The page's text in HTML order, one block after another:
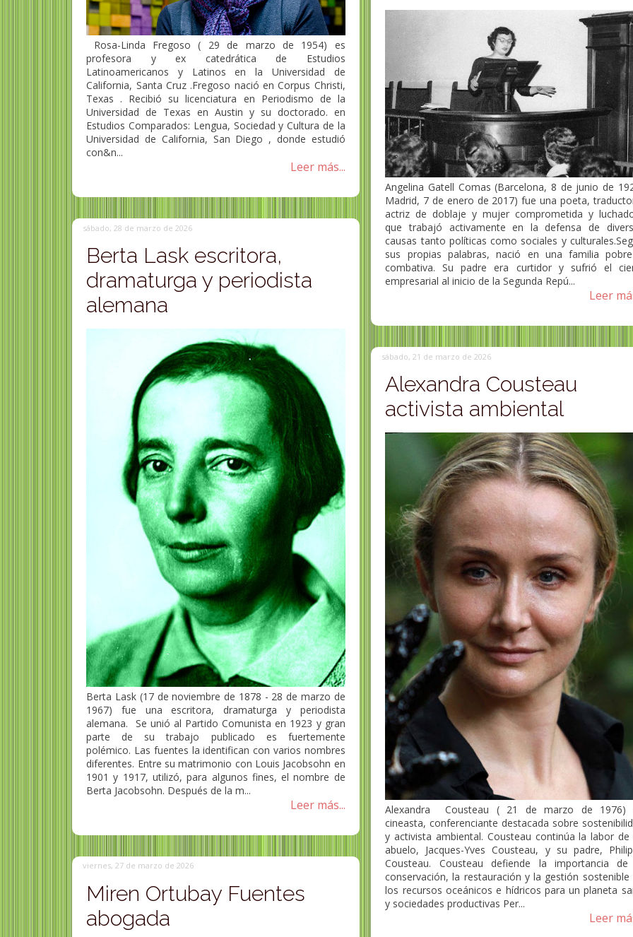
Rosa-Linda Fregoso ( 29 de marzo de 1954) es
profesora y ex catedrática de Estudios
Latinoamericanos y Latinos en la Universidad de
California, Santa Cruz .Fregoso nació en Corpus Christi,
Texas . Recibió su licenciatura en Periodismo de la
Universidad de Texas en Austin y su doctorado. en
Estudios Comparados: Lengua, Sociedad y Cultura de la
Universidad de California, San Diego , donde estudió
con&n...
Leer más...
sábado, 28 de marzo de 2026
Berta Lask escritora,
dramaturga y periodista
alemana
Berta Lask (17 de noviembre de 1878 - 28 de marzo de
1967) fue una escritora, dramaturga y periodista
alemana. Se unió al Partido Comunista en 1923 y gran
parte de su trabajo publicado es fuertemente
polémico. Las fuentes la identifican con varios nombres
diferentes. Entre su matrimonio con Louis Jacobsohn en
1901 y 1917, utilizó, para algunos fines, el nombre de
Berta Jacobsohn. Después de la m...
Leer más...
viernes, 27 de marzo de 2026
Miren Ortubay Fuentes
abogada
Angelina Gatell Comas (Barcelona, 8 de junio de
Madrid, 7 de enero de 2017) fue una poeta,
actriz de doblaje y mujer comprometida y
que trabajó activamente en la defensa de
causas tanto políticas como sociales y
sus propias palabras, nació en una familia
combativa.​ Su padre era curtidor y sufrió el
empresarial al inicio de la Segunda Repú...
Leer
sábado, 21 de marzo de 2026
Alexandra Cousteau
activista ambiental
Alexandra Cousteau ( 21 de marzo de 1976)
cineasta, conferenciante destacada sobre
y activista ambiental. Cousteau continúa la labor de
abuelo, Jacques-Yves Cousteau, y su padre,
Cousteau. Cousteau defiende la importancia
conservación, la restauración y la gestión sostenible
los recursos oceánicos e hídricos para un planeta
y sociedades productivas Per...
Leer